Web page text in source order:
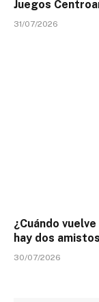
Juegos
31/07/2026
¿Cuándo
hay dos
30/07/2026